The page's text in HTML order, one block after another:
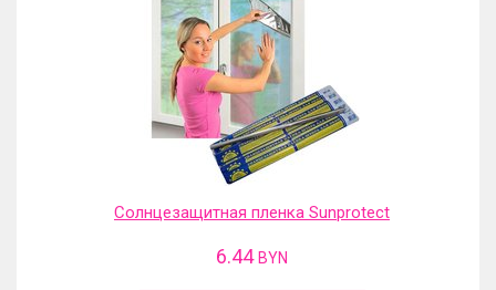
Солнцезащитная пленка Sunprotect
6.44 BYN